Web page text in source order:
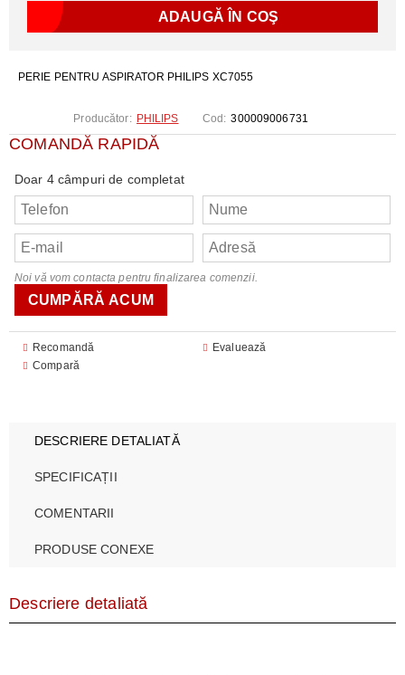
PERIE PENTRU ASPIRATOR PHILIPS XC7055
Producător: PHILIPS Cod: 300009006731
COMANDĂ RAPIDĂ
Doar 4 câmpuri de completat
Noi vă vom contacta pentru finalizarea comenzii.
Recomandă
Evaluează
Compară
DESCRIERE DETALIATĂ
SPECIFICAȚII
COMENTARII
PRODUSE CONEXE
Descriere detaliată